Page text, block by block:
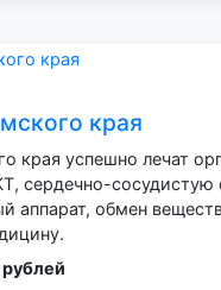
края
края успешно лечат
сердечно-сосудистую
аппарат, обмен